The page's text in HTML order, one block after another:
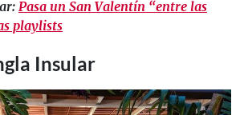
Pasa un San Valentín “entre las
playlists
Insular